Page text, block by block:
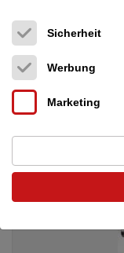
NetzkabelSicherheit
Werbung
Marketing